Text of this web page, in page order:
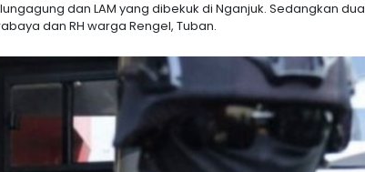
dan LAM yang dibekuk di Nganjuk. Sedangkan dua
dan RH warga Rengel, Tuban.